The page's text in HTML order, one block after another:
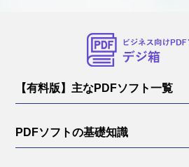
【有料版】主なPDFソフト一覧
PDFソフトの基礎知識